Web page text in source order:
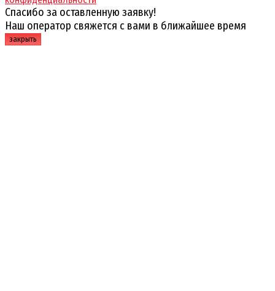
Спасибо за оставленную заявку!
Наш оператор свяжется с вами в ближайшее время
закрыть